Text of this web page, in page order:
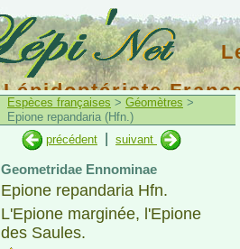
Espèces françaises > Géomètres >
Epione repandaria (Hfn.)
précédent
suivant
Geometridae Ennominae
Epione repandaria Hfn.
L'Epione marginée, l'Epione
des Saules.